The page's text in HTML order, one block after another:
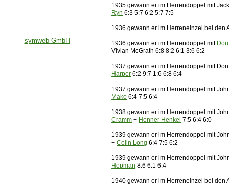
1935 gewann er im Herrendoppel mit
Ryn 6:3 5:7 6:2 5:7 7:5
1936 gewann er im Herreneinzel bei den
1936 gewann er im Herrendoppel mit
Vivian McGrath 6:8 8:2 6:1 3:6 6:2
1937 gewann er im Herrendoppel mit
Harper 6:2 9:7 1:6 6:8 6:4
1937 gewann er im Herrendoppel mit
Mako 6:4 7:5 6:4
1938 gewann er im Herrendoppel mit
Cramm + Henner Henkel 7:5 6:4 6:0
1939 gewann er im Herrendoppel mit
+ Colin Long 6:4 7:5 6:2
1939 gewann er im Herrendoppel mit
Hopman 8:6 6:1 6:4
1940 gewann er im Herreneinzel bei den
symweb GmbH